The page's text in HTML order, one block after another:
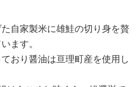
自家製米に雄鮭の切り身を贅
ます。
おり醤油は亘理町産を使用し